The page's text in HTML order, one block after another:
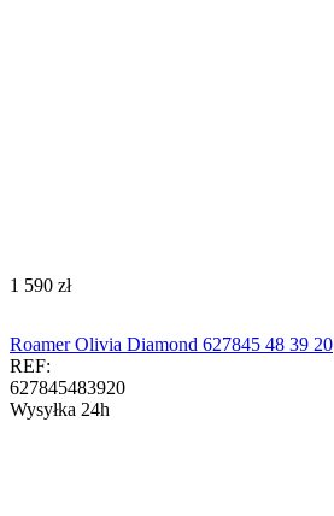
‍1 590‍ zł
Roamer Olivia Diamond 627845 48 39 20
REF:
627845483920
Wysyłka 24h